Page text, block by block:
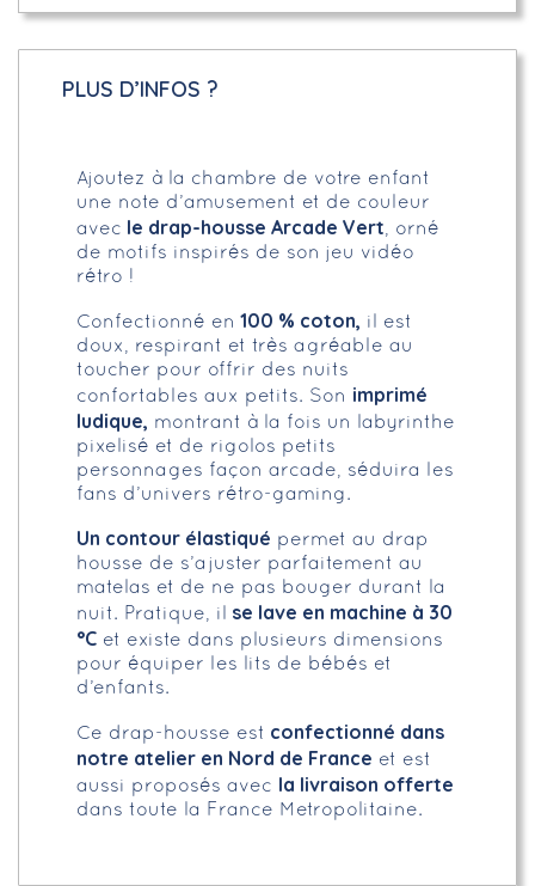
PLUS D’INFOS ?
Ajoutez à la chambre de votre enfant
une note d’amusement et de couleur
avec le drap-housse Arcade Vert, orné
de motifs inspirés de son jeu vidéo
rétro !
Confectionné en 100 % coton, il est
doux, respirant et très agréable au
toucher pour offrir des nuits
confortables aux petits. Son imprimé
ludique, montrant à la fois un labyrinthe
pixelisé et de rigolos petits
personnages façon arcade, séduira les
fans d’univers rétro-gaming.
Un contour élastiqué permet au drap
housse de s’ajuster parfaitement au
matelas et de ne pas bouger durant la
nuit. Pratique, il
se lave en machine à 30
°C et existe dans plusieurs dimensions
pour équiper les lits de bébés et
d’enfants.
Ce drap-housse est confectionné dans
notre atelier en Nord de France et est
aussi proposés avec la livraison offerte
dans toute la France Metropolitaine.